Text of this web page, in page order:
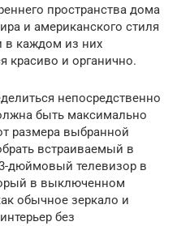
пространства дома
и американского стиля
в каждом из них
красиво и органично.
непосредственно
быть максимально
размера выбранной
встраиваемый в
дюймовый телевизор в
в выключенном
обычное зеркало и
без